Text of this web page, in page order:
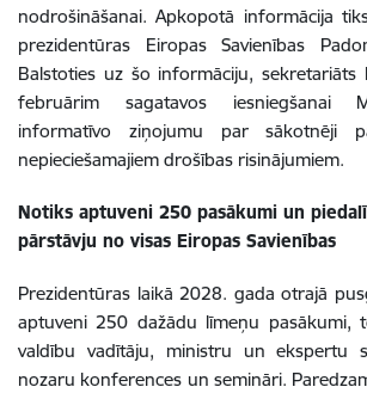
nodrošināšanai. Apkopotā informācija
prezidentūras Eiropas Savienības
Balstoties uz šo informāciju,
februārim sagatavos iesniegšanai
informatīvo ziņojumu par sākotnēji
nepieciešamajiem drošības risinājumiem.
Notiks aptuveni 250 pasākumi un
pārstāvju no visas Eiropas Savienības
Prezidentūras laikā 2028. gada otrajā
aptuveni 250 dažādu līmeņu pasākumi,
valdību vadītāju, ministru un ekspertu
nozaru konferences un semināri.